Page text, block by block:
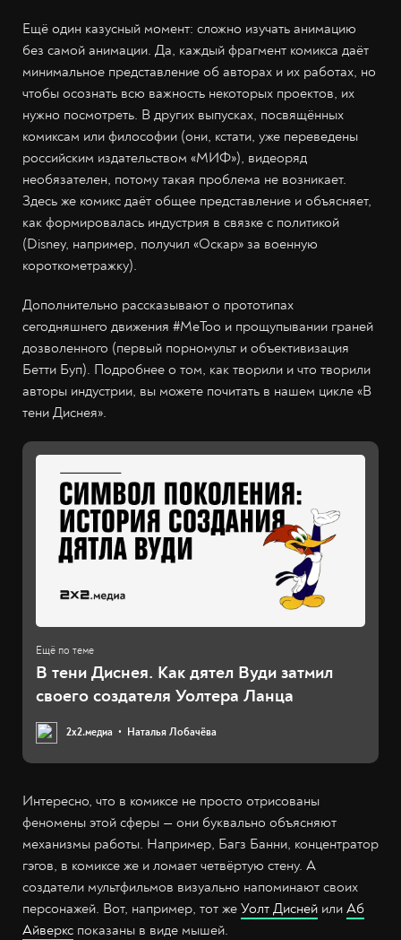
Ещё один казусный момент: сложно изучать анимацию
без самой анимации. Да, каждый фрагмент комикса даёт
минимальное представление об авторах и их работах, но
чтобы осознать всю важность некоторых проектов, их
нужно посмотреть. В других выпусках, посвящённых
комиксам или философии (они, кстати, уже переведены
российским издательством «МИФ»), видеоряд
необязателен, потому такая проблема не возникает.
Здесь же комикс даёт общее представление и объясняет,
как формировалась индустрия в связке с политикой
(Disney, например, получил «Оскар» за военную
короткометражку).
Дополнительно рассказывают о прототипах
сегодняшнего движения #MeToo и прощупывании граней
дозволенного (первый порномульт и объективизация
Бетти Буп). Подробнее о том, как творили и что творили
авторы индустрии, вы можете почитать в нашем цикле «В
тени Диснея».
В тени Диснея. Как дятел Вуди затмил
своего создателя Уолтера Ланца
2х2.медиа Наталья Лобачёва
Интересно, что в комиксе не просто отрисованы
феномены этой сферы — они буквально объясняют
механизмы работы. Например, Багз Банни, концентратор
гэгов, в комиксе же и ломает четвёртую стену. А
создатели мультфильмов визуально напоминают своих
персонажей. Вот, например, тот же Уолт Дисней или Аб
Айверкс показаны в виде мышей.